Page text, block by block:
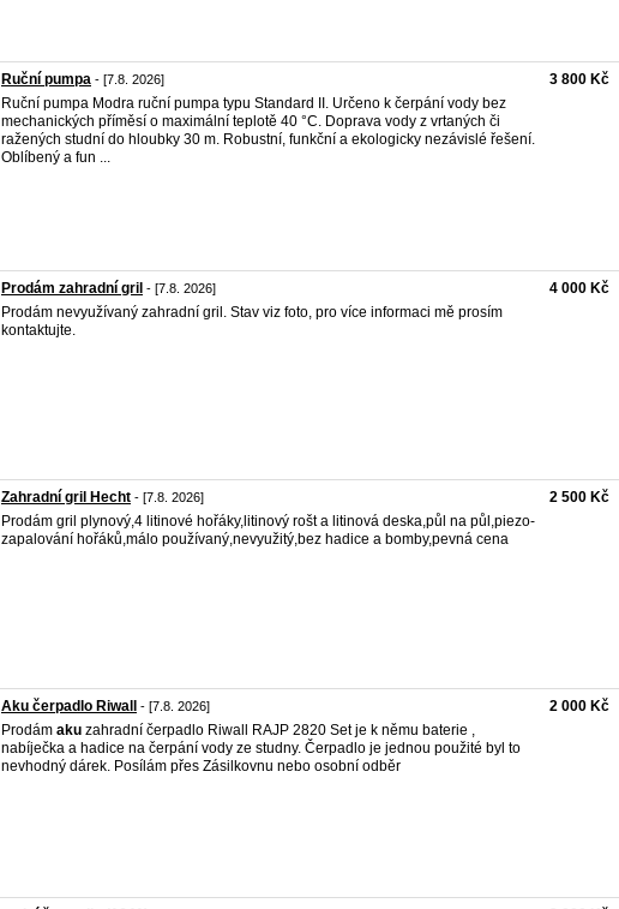
Ruční pumpa - [7.8. 2026]
Ruční pumpa Modra ruční pumpa typu Standard II. Určeno k čerpání vody bez
mechanických příměsí o maximální teplotě 40 °C. Doprava vody z vrtaných či
ražených studní do hloubky 30 m. Robustní, funkční a ekologicky nezávislé řešení.
Oblíbený a fun ...
3 800 Kč
Prodám zahradní gril - [7.8. 2026]
Prodám nevyužívaný zahradní gril. Stav viz foto, pro více informaci mě prosím
kontaktujte.
4 000 Kč
Zahradní gril Hecht - [7.8. 2026]
Prodám gril plynový,4 litinové hořáky,litinový rošt a litinová deska,půl na půl,piezo-
zapalování hořáků,málo používaný,nevyužitý,bez hadice a bomby,pevná cena
2 500 Kč
Aku čerpadlo Riwall - [7.8. 2026]
Prodám aku zahradní čerpadlo Riwall RAJP 2820 Set je k němu baterie ,
nabíječka a hadice na čerpání vody ze studny. Čerpadlo je jednou použité byl to
nevhodný dárek. Posílám přes Zásilkovnu nebo osobní odběr
2 000 Kč